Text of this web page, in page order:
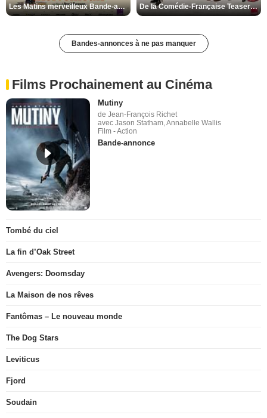
Les Matins merveilleux Bande-annonce VF De la Comédie-Française Teaser VF
Bandes-annonces à ne pas manquer
Films Prochainement au Cinéma
Mutiny
de Jean-François Richet
avec Jason Statham, Annabelle Wallis
Film - Action
Bande-annonce
Tombé du ciel
La fin d’Oak Street
Avengers: Doomsday
La Maison de nos rêves
Fantômas – Le nouveau monde
The Dog Stars
Leviticus
Fjord
Soudain